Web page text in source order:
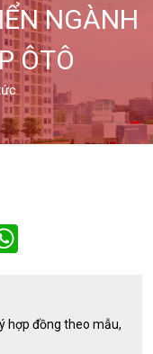
NGÀNH
ÔTÔ
đồng theo mẫu,